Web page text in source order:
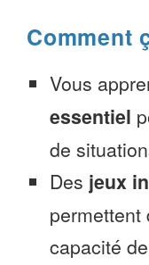
Comment
Vous
essentiel
de
Des jeux
permettent
capacité